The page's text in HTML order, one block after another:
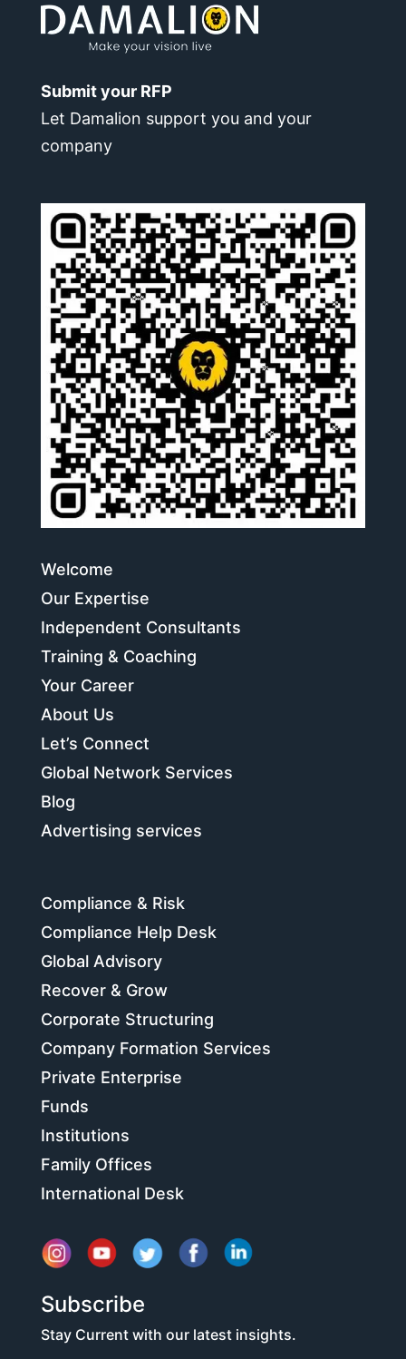
Submit your RFP
Let Damalion support you and your
company
Welcome
Our Expertise
Independent Consultants
Training & Coaching
Your Career
About Us
Let’s Connect
Global Network Services
Blog
Advertising services
Compliance & Risk
Compliance Help Desk
Global Advisory
Recover & Grow
Corporate Structuring
Company Formation Services
Private Enterprise
Funds
Institutions
Family Offices
International Desk
Subscribe
Stay Current with our latest insights.